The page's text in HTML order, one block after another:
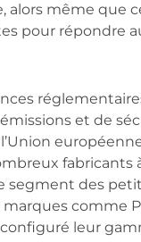
alors même que
pour répondre
et de
fabricants
segment des
marques comme
leur